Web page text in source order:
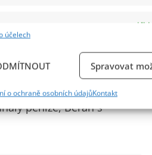
přenášených informací.
zjišťování podvodů a
účelech
Spravovat
o ochraně osobních údajůKontakt
jsem se v divadle choval
poznámky,“
mohla být postava ze
peníze, Beran s